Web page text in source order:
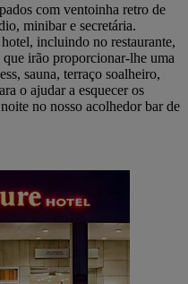
com ventoinha retro de
minibar e secretária.
incluindo no restaurante,
que irão proporcionar-lhe uma
sauna, terraço soalheiro,
o ajudar a esquecer os
no nosso acolhedor bar de